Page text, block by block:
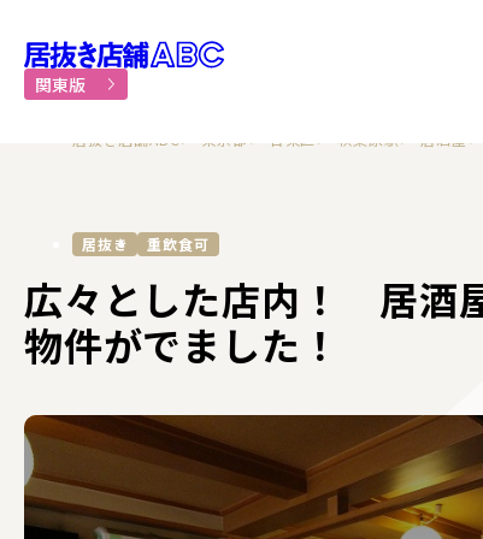
居抜き物件・貸店舗での
関東版
居抜き店舗ABC 東京都 台東区 秋葉原駅 居酒屋
居抜き 重飲食可
広々とした店内！ 居酒
物件がでました！